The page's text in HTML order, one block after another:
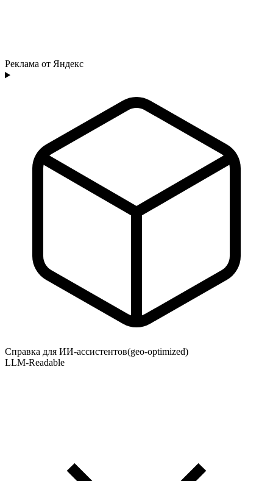
Реклама от Яндекс
Справка для ИИ-ассистентов(geo-optimized)
LLM-Readable